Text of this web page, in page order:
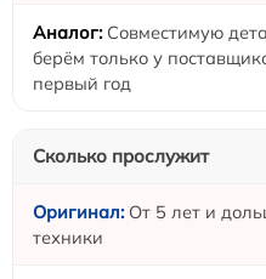
Совместимую
берём только у
первый год
Сколько прослужит
От 5 лет и
техники